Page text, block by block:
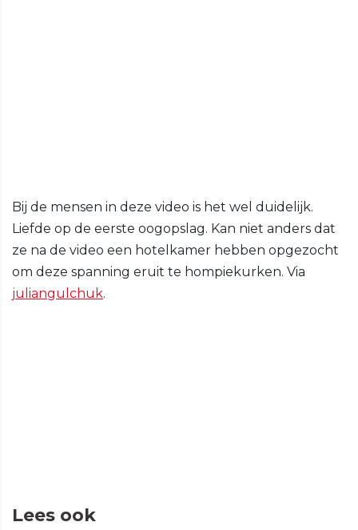
Bij de mensen in deze video is het wel duidelijk.
Liefde op de eerste oogopslag. Kan niet anders dat
ze na de video een hotelkamer hebben opgezocht
om deze spanning eruit te hompiekurken. Via
juliangulchuk.
Lees ook